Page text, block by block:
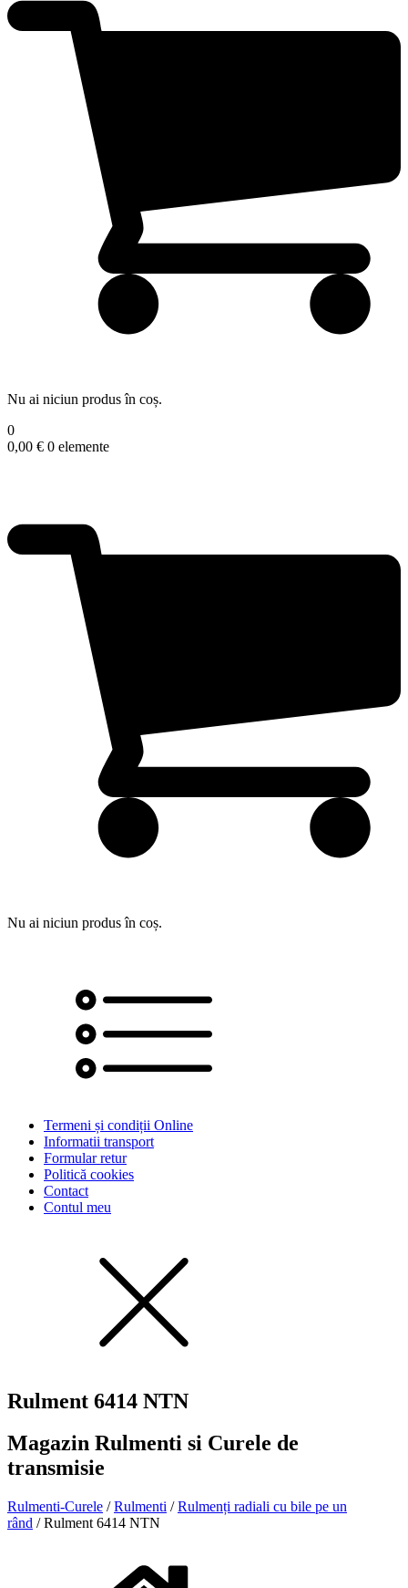
Nu ai niciun produs în coș.
0
0,00 € 0 elemente
Nu ai niciun produs în coș.
Termeni și condiții Online
Informatii transport
Formular retur
Politică cookies
Contact
Contul meu
Rulment 6414 NTN
Magazin Rulmenti si Curele de
transmisie
Rulmenti-Curele /Rulmenti /Rulmenți radiali cu bile pe un
rând / Rulment 6414 NTN